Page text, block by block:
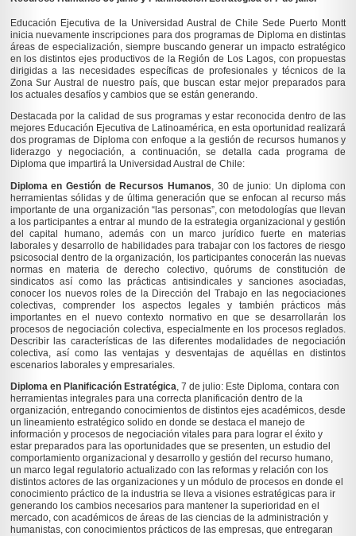
Educación Ejecutiva de la Universidad Austral de Chile Sede Puerto Montt
inicia nuevamente inscripciones para dos programas de Diploma en distintas
áreas de especialización, siempre buscando generar un impacto estratégico
en los distintos ejes productivos de la Región de Los Lagos, con propuestas
dirigidas a las necesidades específicas de profesionales y técnicos de la
Zona Sur Austral de nuestro país, que buscan estar mejor preparados para
los actuales desafíos y cambios que se están generando.
Destacada por la calidad de sus programas y estar reconocida dentro de las
mejores Educación Ejecutiva de Latinoamérica, en esta oportunidad realizará
dos programas de Diploma con enfoque a la gestión de recursos humanos y
liderazgo y negociación, a continuación, se detalla cada programa de
Diploma que impartirá la Universidad Austral de Chile:
Diploma en Gestión de Recursos Humanos , 30 de junio: Un diploma con
herramientas sólidas y de última generación que se enfocan al recurso más
importante de una organización “las personas”, con metodologías que llevan
a los participantes a entrar al mundo de la estrategia organizacional y gestión
del capital humano, además con un marco jurídico fuerte en materias
laborales y desarrollo de habilidades para trabajar con los factores de riesgo
psicosocial dentro de la organización, los participantes conocerán las nuevas
normas en materia de derecho colectivo, quórums de constitución de
sindicatos así como las prácticas antisindicales y sanciones asociadas,
conocer los nuevos roles de la Dirección del Trabajo en las negociaciones
colectivas, comprender los aspectos legales y también prácticos más
importantes en el nuevo contexto normativo en que se desarrollarán los
procesos de negociación colectiva, especialmente en los procesos reglados.
Describir las características de las diferentes modalidades de negociación
colectiva, así como las ventajas y desventajas de aquéllas en distintos
escenarios laborales y empresariales.
Diploma en Planificación Estratégica, 7 de julio: Este Diploma, contara con
herramientas integrales para una correcta planificación dentro de la
organización, entregando conocimientos de distintos ejes académicos, desde
un lineamiento estratégico solido en donde se destaca el manejo de
información y procesos de negociación vitales para para lograr el éxito y
estar preparados para las oportunidades que se presenten, un estudio del
comportamiento organizacional y desarrollo y gestión del recurso humano,
un marco legal regulatorio actualizado con las reformas y relación con los
distintos actores de las organizaciones y un módulo de procesos en donde el
conocimiento práctico de la industria se lleva a visiones estratégicas para ir
generando los cambios necesarios para mantener la superioridad en el
mercado, con académicos de áreas de las ciencias de la administración y
humanistas, con conocimientos prácticos de las empresas, que entregaran